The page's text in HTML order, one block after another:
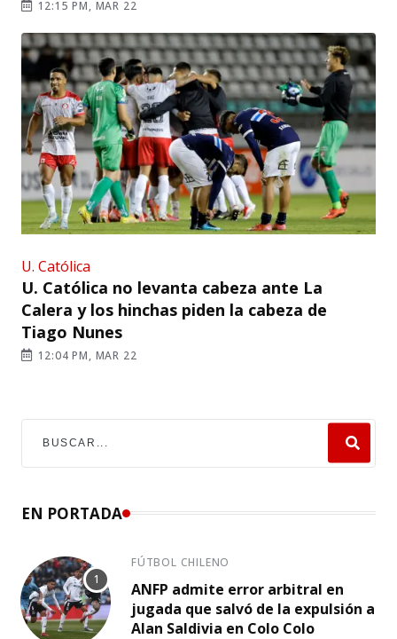
12:15 PM, MAR 22
U. Católica
U. Católica no levanta cabeza ante La
Calera y los hinchas piden la cabeza de
Tiago Nunes
12:04 PM, MAR 22
EN PORTADA
FÚTBOL CHILENO
ANFP admite error arbitral en
jugada que salvó de la expulsión a
Alan Saldivia en Colo Colo